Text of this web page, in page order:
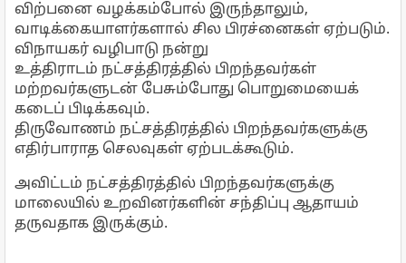
விற்பனை வழக்கம்போல் இருந்தாலும்,
வாடிக்கையாளர்களால் சில பிரச்னைகள் ஏற்படும்.
விநாயகர் வழிபாடு நன்று
உத்திராடம் நட்சத்திரத்தில் பிறந்தவர்கள்
மற்றவர்களுடன் பேசும்போது பொறுமையைக்
கடைப் பிடிக்கவும்.
திருவோணம் நட்சத்திரத்தில் பிறந்தவர்களுக்கு
எதிர்பாராத செலவுகள் ஏற்படக்கூடும்.
அவிட்டம் நட்சத்திரத்தில் பிறந்தவர்களுக்கு
மாலையில் உறவினர்களின் சந்திப்பு ஆதாயம்
தருவதாக இருக்கும்.